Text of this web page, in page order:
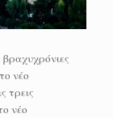
νέο
τρεις
νέο